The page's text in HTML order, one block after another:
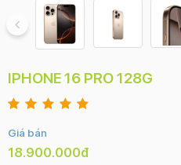
IPHONE 16 PRO 128G
Giá bán
18.900.000đ